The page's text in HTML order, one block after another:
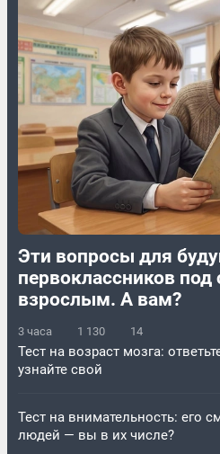
Эти вопросы для
первоклассников под
взрослым. А вам?
3 часа 1 130 14
Тест на возраст мозга:
узнайте свой
Тест на внимательность: его
людей — вы в их числе?